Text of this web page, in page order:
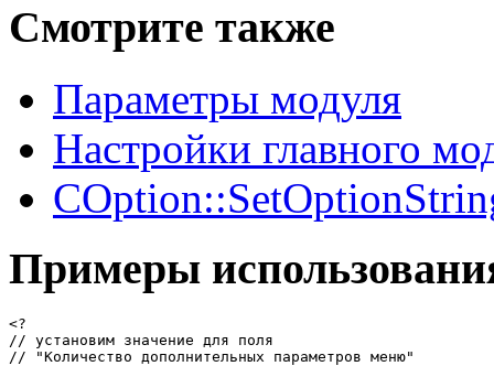
Смотрите также
Параметры модуля
Настройки главного
Примеры
<?
// установим значение для поля
// "Количество дополнительных параметров меню"